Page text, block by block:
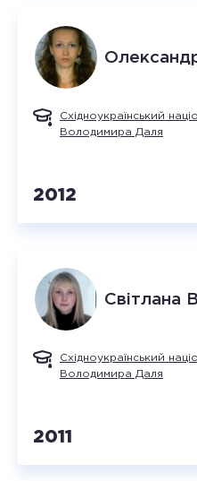
Східноукраїнський
Володимира Даля
2012
Світлана
Східноукраїнський
Володимира Даля
2011